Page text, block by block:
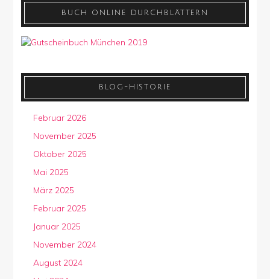
BUCH ONLINE DURCHBLÄTTERN
BLOG-HISTORIE
Februar 2026
November 2025
Oktober 2025
Mai 2025
März 2025
Februar 2025
Januar 2025
November 2024
August 2024